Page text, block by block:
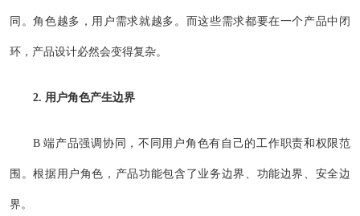
同。角色越多，用户需求就越多。而这些需求都要在一个产品中闭
环，产品设计必然会变得复杂。
2. 用户角色产生边界
B 端产品强调协同，不同用户角色有自己的工作职责和权限范
围。根据用户角色，产品功能包含了业务边界、功能边界、安全边
界。